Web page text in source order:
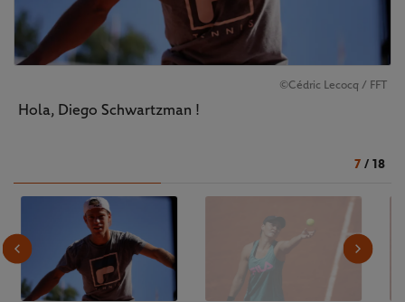
©Cédric Lecocq / FFT
Hola, Diego Schwartzman !
7 / 18